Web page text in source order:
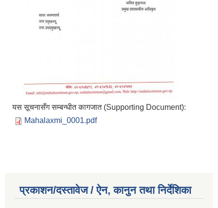
यस सूचनासँग सम्बन्धीत कागजात (Supporting Document):
Mahalaxmi_0001.pdf
प्रकाशन/दस्तावेज / ऐन, कानुन तथा निर्देशिका